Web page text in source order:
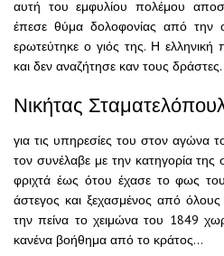
αυτή του εμφυλίου πολέμου
έπεσε θύμα δολοφονίας από την
ερωτεύτηκε ο γιός της. Η ελληνική
και δεν αναζήτησε καν τους δράστες.
Νικήτας
για τις υπηρεσίες του στον
τον συνέλαβε με την κατηγορία
φριχτά έως ότου έχασε το φως
άστεγος και ξεχασμένος από
την πείνα το χειμώνα του 1849
κανένα βοήθημα από το κράτος…